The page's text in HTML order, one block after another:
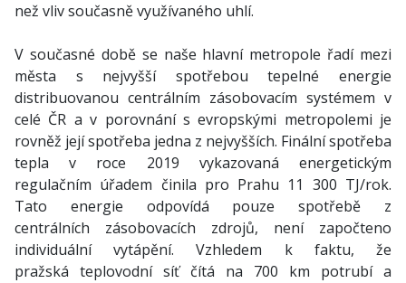
než vliv současně využívaného uhlí.
V současné době se naše hlavní metropole řadí mezi
města s nejvyšší spotřebou tepelné energie
distribuovanou centrálním zásobovacím systémem v
celé ČR a v porovnání s evropskými metropolemi je
rovněž její spotřeba jedna z nejvyšších. Finální spotřeba
tepla v roce 2019 vykazovaná energetickým
regulačním úřadem činila pro Prahu 11 300 TJ/rok.
Tato energie odpovídá pouze spotřebě z
centrálních zásobovacích zdrojů, není započteno
individuální vytápění. Vzhledem k faktu, že
pražská teplovodní síť čítá na 700 km potrubí a